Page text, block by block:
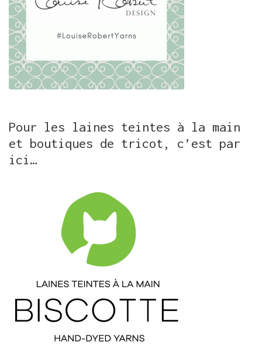
Pour les laines teintes à la main
et boutiques de tricot, c’est par
ici…